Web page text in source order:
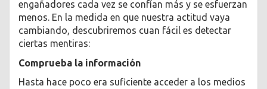
engañadores cada vez se confían más y se esfuerzan
menos. En la medida en que nuestra actitud vaya
cambiando, descubriremos cuan fácil es detectar
ciertas mentiras:
Comprueba la información
Hasta hace poco era suficiente acceder a los medios